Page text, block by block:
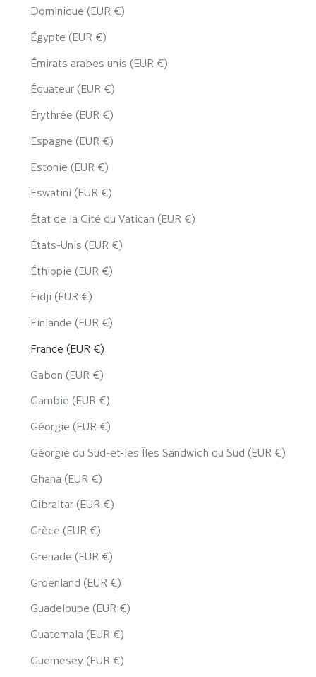
Dominique (EUR €)
Égypte (EUR €)
Émirats arabes unis (EUR €)
Équateur (EUR €)
Érythrée (EUR €)
Espagne (EUR €)
Estonie (EUR €)
Eswatini (EUR €)
État de la Cité du Vatican (EUR €)
États-Unis (EUR €)
Éthiopie (EUR €)
Fidji (EUR €)
Finlande (EUR €)
France (EUR €)
Gabon (EUR €)
Gambie (EUR €)
Géorgie (EUR €)
Géorgie du Sud-et-les Îles Sandwich du Sud (EUR €)
Ghana (EUR €)
Gibraltar (EUR €)
Grèce (EUR €)
Grenade (EUR €)
Groenland (EUR €)
Guadeloupe (EUR €)
Guatemala (EUR €)
Guernesey (EUR €)